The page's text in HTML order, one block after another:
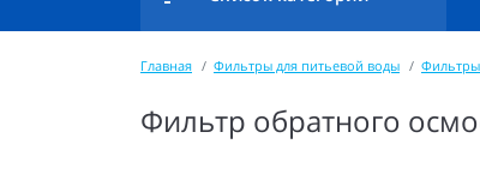
Главная Фильтры для питьевой воды
Фильтр обратного